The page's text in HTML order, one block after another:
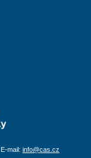
mail: info@cas.cz